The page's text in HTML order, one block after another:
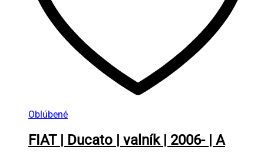
Oblúbené
FIAT | Ducato | valník | 2006- | A